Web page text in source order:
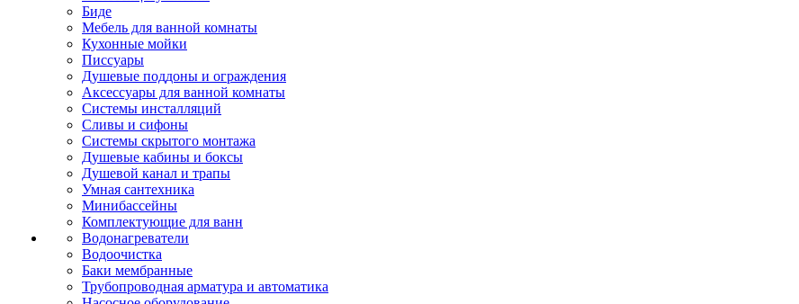
Биде
Мебель для ванной комнаты
Кухонные мойки
Писсуары
Душевые поддоны и ограждения
Аксессуары для ванной комнаты
Системы инсталляций
Сливы и сифоны
Системы скрытого монтажа
Душевые кабины и боксы
Душевой канал и трапы
Умная сантехника
Минибассейны
Комплектующие для ванн
Водонагреватели
Водоочистка
Баки мембранные
Трубопроводная арматура и автоматика